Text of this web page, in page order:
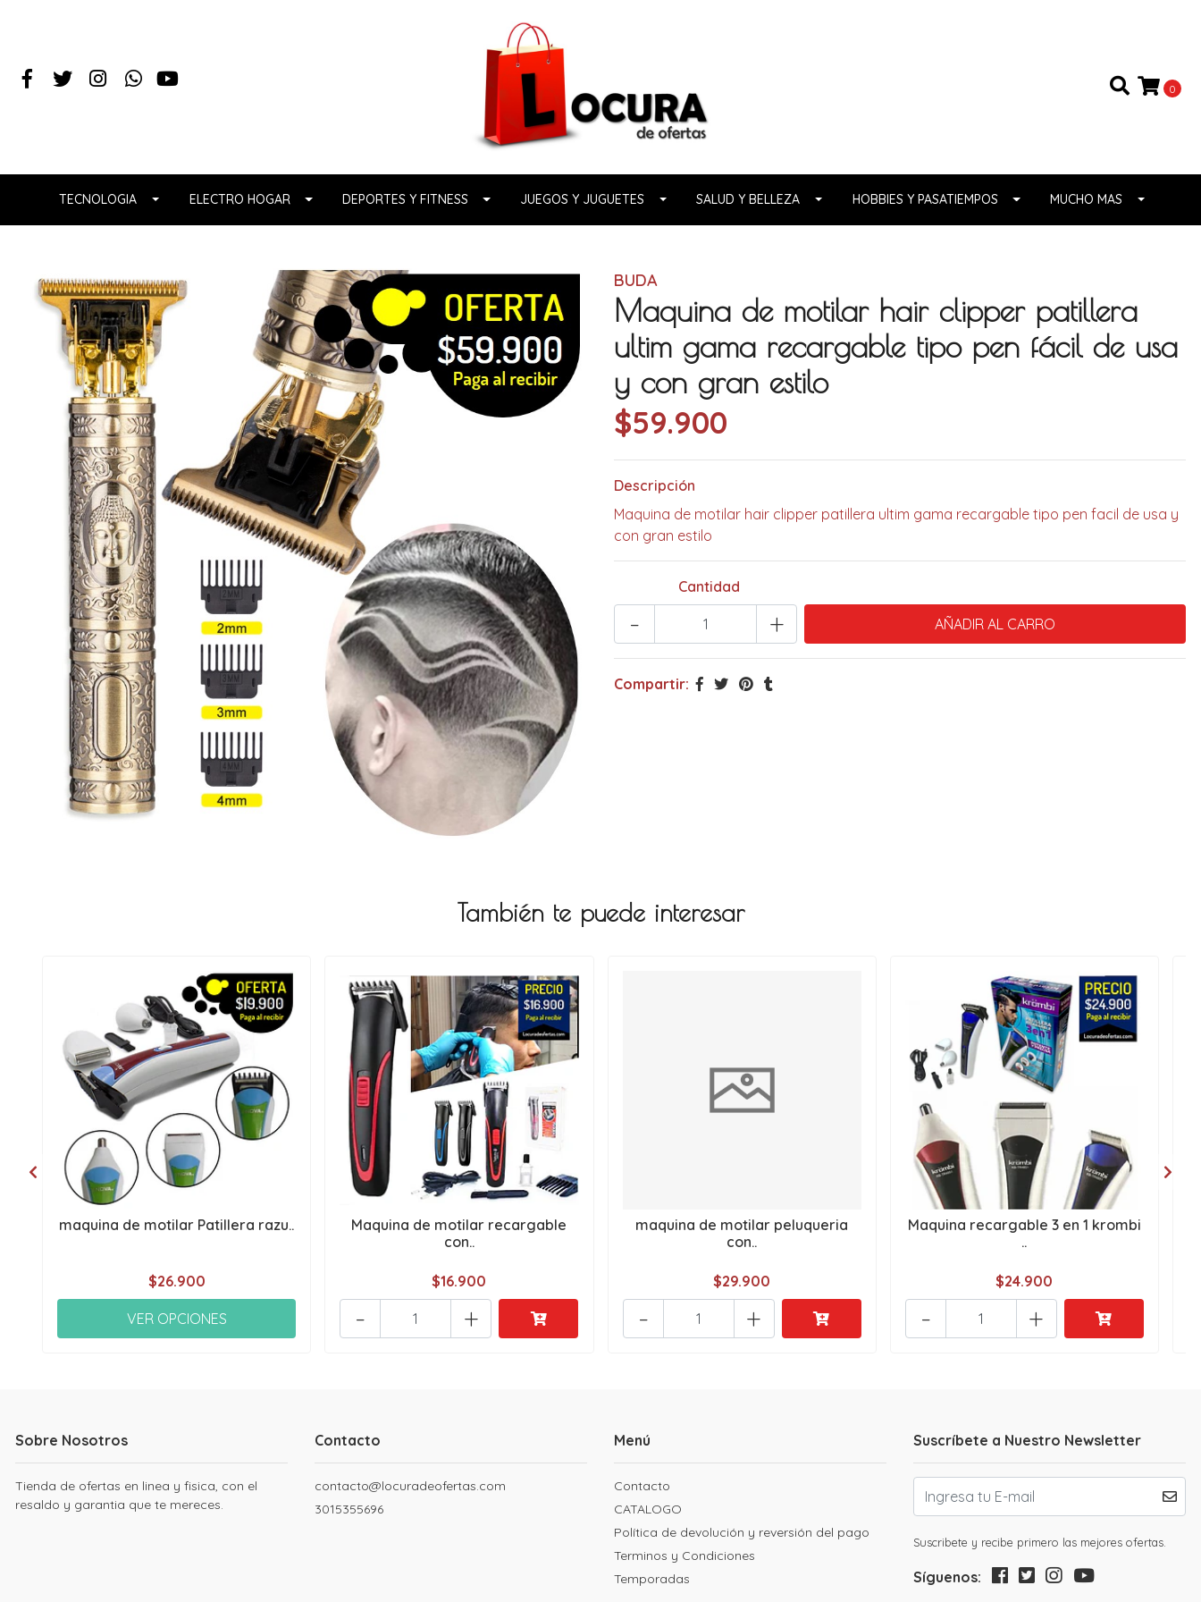
0
TECNOLOGIA ELECTRO HOGAR DEPORTES Y FITNESS JUEGOS Y JUGUETES SALUD Y BELLEZA HOBBIES Y PASATIEMPOS MUCHO MAS
BUDA
Maquina de motilar hair clipper patillera
ultim gama recargable tipo pen fácil de usa
y con gran estilo
$59.900
Descripción
Maquina de motilar hair clipper patillera ultim gama recargable tipo pen facil de usa y
con gran estilo
Cantidad
+
-
Compartir:
También te puede interesar
maquina de motilar Patillera razu..
$26.900
VER OPCIONES
Maquina de motilar recargable
con..
$16.900
+
-
maquina de motilar peluqueria
con..
$29.900
+
-
Maquina recargable 3 en 1 krombi
..
$24.900
+
-
Sobre Nosotros
Tienda de ofertas en linea y fisica, con el
resaldo y garantia que te mereces.
Contacto
contacto@locuradeofertas.com
3015355696
Menú
Contacto
CATALOGO
Política de devolución y reversión del pago
Terminos y Condiciones
Temporadas
Suscríbete a Nuestro Newsletter
Suscribete y recibe primero las mejores ofertas.
Síguenos: